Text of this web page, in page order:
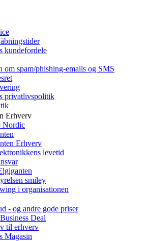
kundefordele
om spam/phishing-emails og SMS
privatlivspolitik
Erhverv
Nordic
Erhverv
levetid
smiley
i organisationen
- og andre gode priser
Deal
til erhverv
Magasin